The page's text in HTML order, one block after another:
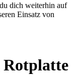
dich weiterhin auf
Einsatz von
Rotplatte